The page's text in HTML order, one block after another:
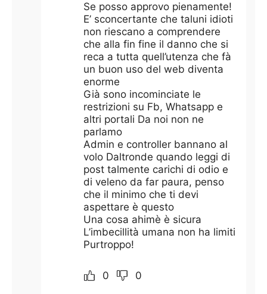
Se posso approvo pienamente!
E’ sconcertante che taluni idioti
non riescano a comprendere
che alla fin fine il danno che si
reca a tutta quell’utenza che fà
un buon uso del web diventa
enorme
Già sono incominciate le
restrizioni su Fb, Whatsapp e
altri portali Da noi non ne
parlamo
Admin e controller bannano al
volo Daltronde quando leggi di
post talmente carichi di odio e
di veleno da far paura, penso
che il minimo che ti devi
aspettare è questo
Una cosa ahimè è sicura
L’imbecillità umana non ha limiti
Purtroppo!
0 0